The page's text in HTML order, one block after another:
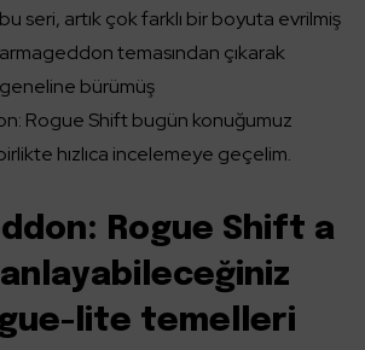
seri, artık çok farklı bir boyuta evrilmiş
temasından çıkarak
geneline bürümüş
Rogue Shift bugün konuğumuz
hızlıca incelemeye geçelim.
Rogue Shift a
anlayabileceğiniz
lite temelleri